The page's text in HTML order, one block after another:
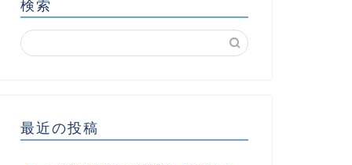
検索
最近の投稿